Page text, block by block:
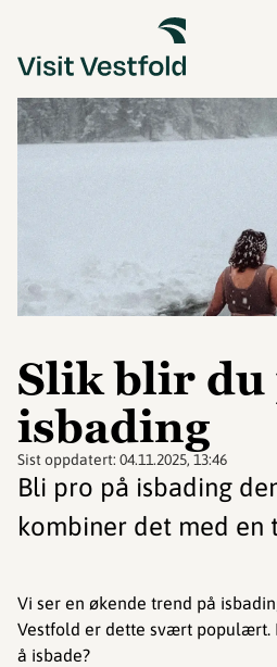
Slik blir du
isbading
Sist oppdatert: 04.11.2025, 13:46
Bli pro på isbading
kombiner det med en
Vi ser en økende trend på
Vestfold er dette svært populært.
å isbade?